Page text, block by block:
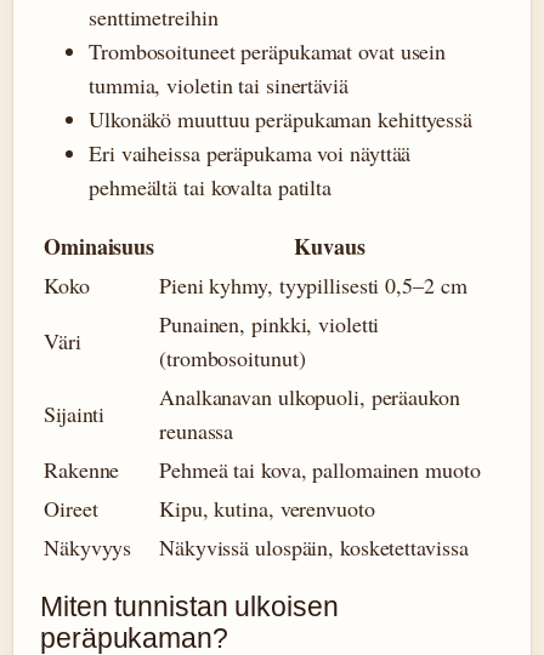
senttimetreihin
Trombosoituneet peräpukamat ovat usein
tummia, violetin tai sinertäviä
Ulkonäkö muuttuu peräpukaman kehittyessä
Eri vaiheissa peräpukama voi näyttää
pehmeältä tai kovalta patilta
Ominaisuus Kuvaus
Koko
Pieni kyhmy, tyypillisesti 0,5–2 cm
Väri
Punainen, pinkki, violetti
(trombosoitunut)
Sijainti
Analkanavan ulkopuoli, peräaukon
reunassa
Rakenne
Pehmeä tai kova, pallomainen muoto
Oireet
Kipu, kutina, verenvuoto
Näkyvyys
Näkyvissä ulospäin, kosketettavissa
Miten tunnistan ulkoisen
peräpukaman?